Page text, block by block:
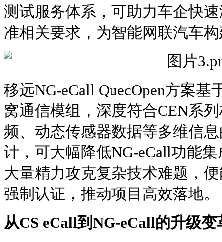
测试服务体系，可助力车企快
准相关要求，为智能网联汽车
移远NG-eCall QuecOpen方案基
窝通信模组，深度符合CEN系
频、动态传感器数据等多维信
计，可大幅降低NG-eCall功能
大量精力攻克复杂技术难题，
强制认证，推动项目高效落地。
从CS eCall到NG-eCall的升级变